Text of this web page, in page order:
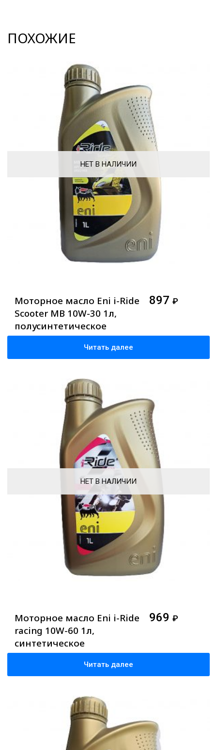
ПОХОЖИЕ
НЕТ В НАЛИЧИИ
Моторное масло Eni i-Ride
Scooter MB 10W-30 1л,
полусинтетическое
897 ₽
Читать далее
НЕТ В НАЛИЧИИ
Моторное масло Eni i-Ride
racing 10W-60 1л,
синтетическое
969 ₽
Читать далее